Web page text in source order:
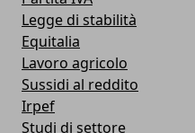
Legge di stabilità
Equitalia
Lavoro agricolo
Sussidi al reddito
Irpef
Studi di settore